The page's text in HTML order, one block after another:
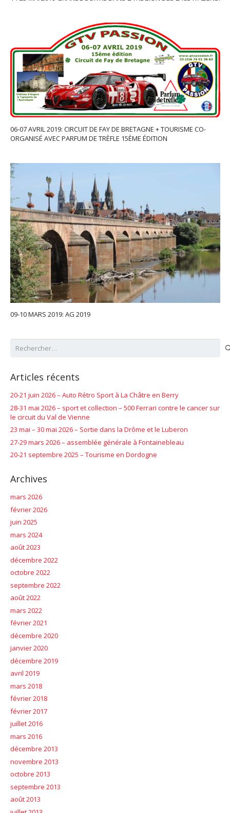
06-07 AVRIL 2019: CIRCUIT DE FAY DE BRETAGNE + TOURISME CO-
ORGANISÉ AVEC PARFUM DE TRÈFLE 15ÈME ÉDITION
09-10 MARS 2019: AG 2019
Rechercher :
Articles récents
20-21 juin 2026 – Auto Rétro Sport à La Châtre en Berry
28-31 mai 2026 – sport et collection – 500 Ferrari contre le cancer sur
le circuit du Val de Vienne
23 mai – 30 mai 2026 – Sortie dans la Drôme et le Luberon
27-29 mars 2026 – assemblée générale à Fontainebleau
20-21 septembre 2025 – Tourisme en Dordogne
Archives
mars 2026
février 2026
juin 2025
mars 2024
août 2023
décembre 2022
octobre 2022
septembre 2022
août 2022
mars 2022
février 2021
décembre 2020
janvier 2020
décembre 2019
avril 2019
mars 2018
février 2018
février 2017
juillet 2016
mars 2016
décembre 2013
novembre 2013
octobre 2013
septembre 2013
août 2013